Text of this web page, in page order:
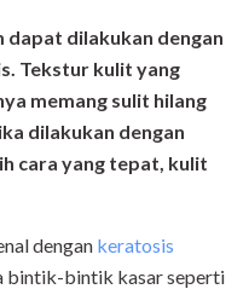
dapat dilakukan dengan
Tekstur kulit yang
memang sulit hilang
dilakukan dengan
cara yang tepat, kulit
dengan keratosis
bintik-bintik kasar seperti